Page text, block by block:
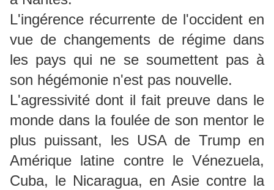
L'ingérence récurrente de l'occident en
vue de changements de régime dans
les pays qui ne se soumettent pas à
son hégémonie n'est pas nouvelle.
L'agressivité dont il fait preuve dans le
monde dans la foulée de son mentor le
plus puissant, les USA de Trump en
Amérique latine contre le Vénezuela,
Cuba, le Nicaragua, en Asie contre la